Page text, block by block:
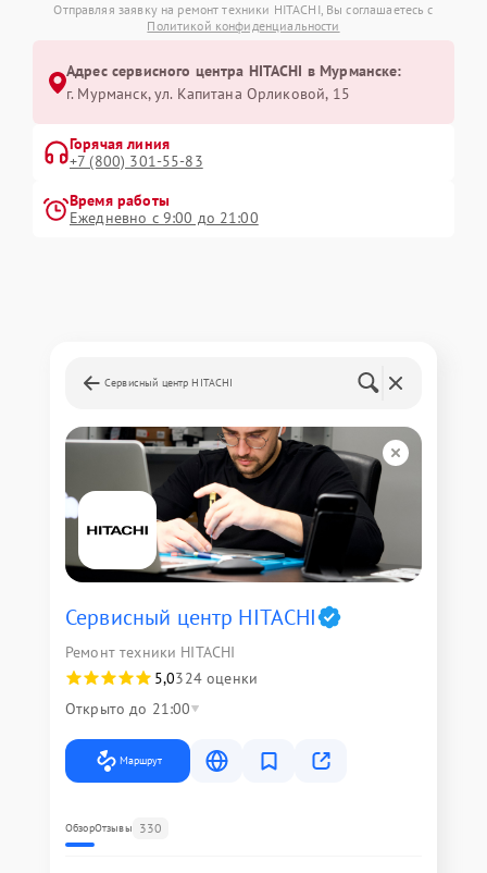
Отправляя заявку на ремонт техники HITACHI, Вы соглашаетесь с
Политикой конфиденциальности
Адрес сервисного центра HITACHI в Мурманске:
г. Мурманск, ул. Капитана Орликовой, 15
Горячая линия
+7 (800) 301-55-83
Время работы
Ежедневно с 9:00 до 21:00
Сервисный центр HITACHI
Сервисный центр HITACHI
Ремонт техники HITACHI
5,0324 оценки
Открыто до 21:00
Маршрут
ОбзорОтзывы 330